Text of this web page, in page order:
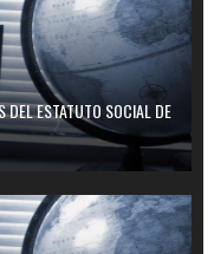
DEL ESTATUTO SOCIAL DE